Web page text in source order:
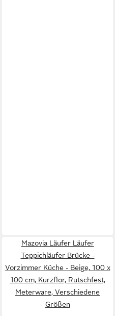
Mazovia Läufer Läufer
Teppichläufer Brücke -
Vorzimmer Küche - Beige, 100 x
100 cm, Kurzflor, Rutschfest,
Meterware, Verschiedene
Größen